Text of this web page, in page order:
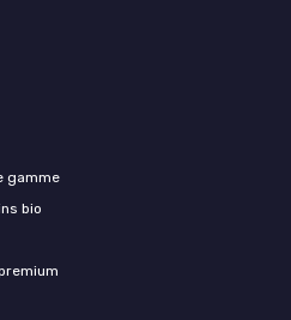
gamme
bio